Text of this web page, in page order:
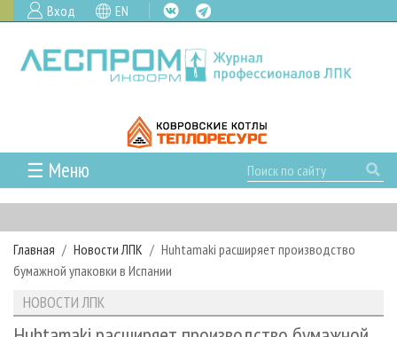
Вход EN
☰ Меню
ГЛАВНАЯ
РУБРИКИ И ТЕМЫ
РУБРИКИ ЖУРНАЛА
ЛЕСОЗАГОТОВКА
НОВОСТИ
НОВОСТИ ЛПК
ПРОЕКТЫ ЛПИ
АНАЛИТИКА
АРХИВ
Главная Новости ЛПК
Huhtamaki расширяет производство
бумажной упаковки в Испании
НОВОСТИ ЛПК